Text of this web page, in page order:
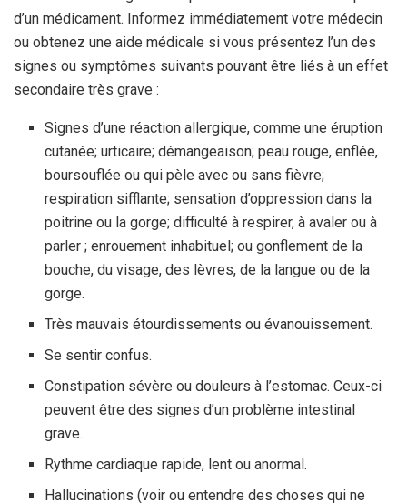
d’un médicament. Informez immédiatement votre médecin
ou obtenez une aide médicale si vous présentez l’un des
signes ou symptômes suivants pouvant être liés à un effet
secondaire très grave :
Signes d’une réaction allergique, comme une éruption
cutanée; urticaire; démangeaison; peau rouge, enflée,
boursouflée ou qui pèle avec ou sans fièvre;
respiration sifflante; sensation d’oppression dans la
poitrine ou la gorge; difficulté à respirer, à avaler ou à
parler ; enrouement inhabituel; ou gonflement de la
bouche, du visage, des lèvres, de la langue ou de la
gorge.
Très mauvais étourdissements ou évanouissement.
Se sentir confus.
Constipation sévère ou douleurs à l’estomac. Ceux-ci
peuvent être des signes d’un problème intestinal
grave.
Rythme cardiaque rapide, lent ou anormal.
Hallucinations (voir ou entendre des choses qui ne